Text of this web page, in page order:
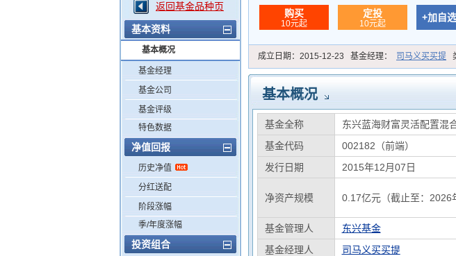
返回基金品种页
基本资料
基本概况
基金经理
基金公司
基金评级
特色数据
净值回报
历史净值
分红送配
阶段涨幅
季/年度涨幅
投资组合
购买
10元起
定投
10元起
+加自选
成立日期： 2015-12-23 基金经理： 司马义买买提
基本概况
基金全称 东兴蓝海财富灵活配置混
基金代码
002182（前端）
发行日期
2015年12月07日
净资产规模 0.17亿元（截止至：2026
基金管理人
东兴基金
基金经理人
司马义买买提